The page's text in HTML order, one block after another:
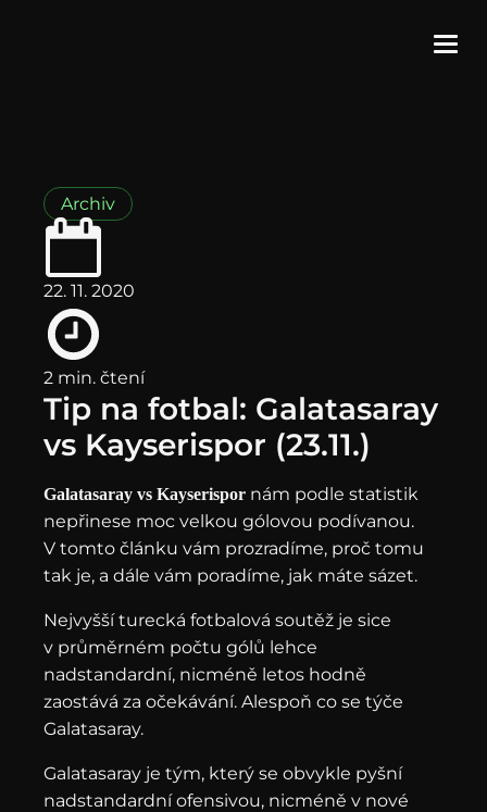
Archiv
22. 11. 2020
2 min. čtení
Tip na fotbal: Galatasaray
vs Kayserispor (23.11.)
Galatasaray vs Kayserispor nám podle statistik
nepřinese moc velkou gólovou podívanou.
V tomto článku vám prozradíme, proč tomu
tak je, a dále vám poradíme, jak máte sázet.
Nejvyšší turecká fotbalová soutěž je sice
v průměrném počtu gólů lehce
nadstandardní, nicméně letos hodně
zaostává za očekávání. Alespoň co se týče
Galatasaray.
Galatasaray je tým, který se obvykle pyšní
nadstandardní ofensivou, nicméně v nové